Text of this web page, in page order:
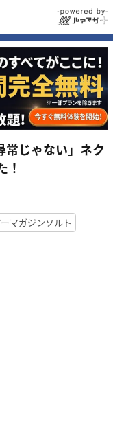
常じゃない」ネク
！
マガジンソルト